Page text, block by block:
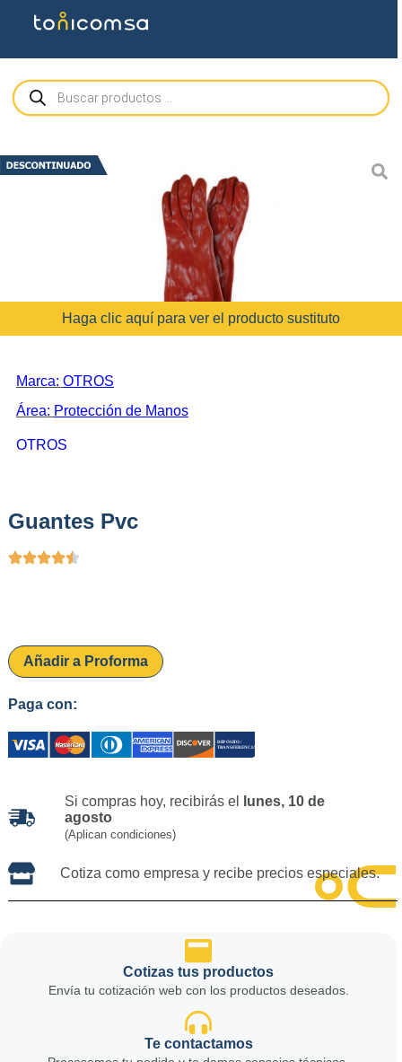
Haga clic aquí para ver el producto sustituto
Marca: OTROS
Área: Protección de Manos
OTROS
Guantes Pvc
Añadir a Proforma
Paga con:
Si compras hoy, recibirás el
lunes, 10 de
agosto
(Aplican condiciones)
Cotiza como empresa y recibe precios especiales.
Cotizas tus productos
Envía tu cotización web con los productos deseados.
Te contactamos